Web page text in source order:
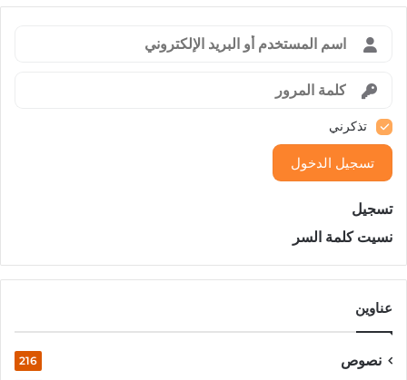
تذكرني
تسجيل الدخول
تسجيل
نسيت كلمة السر
عناوين
نصوص 216